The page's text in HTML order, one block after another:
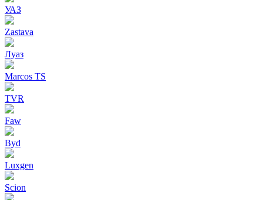
УАЗ
Zastava
Луаз
Marcos TS
TVR
Faw
Byd
Luxgen
Scion